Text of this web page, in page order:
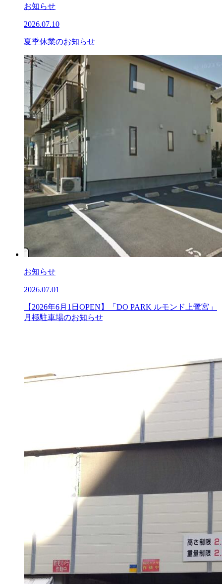
お知らせ
2026.07.10
夏季休業のお知らせ
お知らせ
2026.07.01
【2026年6月1日OPEN】「DO PARK ルモンド上鷺宮」
月極駐車場のお知らせ